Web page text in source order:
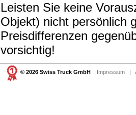
Leisten Sie keine
Objekt) nicht persönlich
Preisdifferenzen
vorsichtig!
© 2026 Swiss Truck GmbH Impressum |